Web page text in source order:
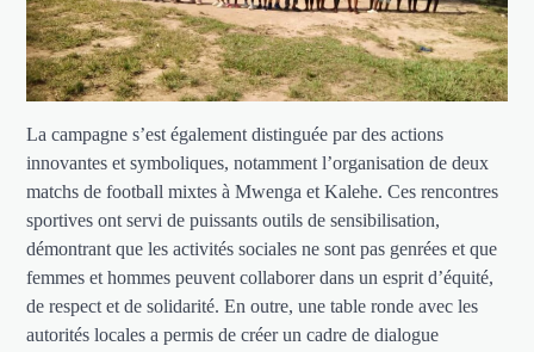
La campagne s’est également distinguée par des actions
innovantes et symboliques, notamment l’organisation de deux
matchs de football mixtes à Mwenga et Kalehe. Ces rencontres
sportives ont servi de puissants outils de sensibilisation,
démontrant que les activités sociales ne sont pas genrées et que
femmes et hommes peuvent collaborer dans un esprit d’équité,
de respect et de solidarité. En outre, une table ronde avec les
autorités locales a permis de créer un cadre de dialogue